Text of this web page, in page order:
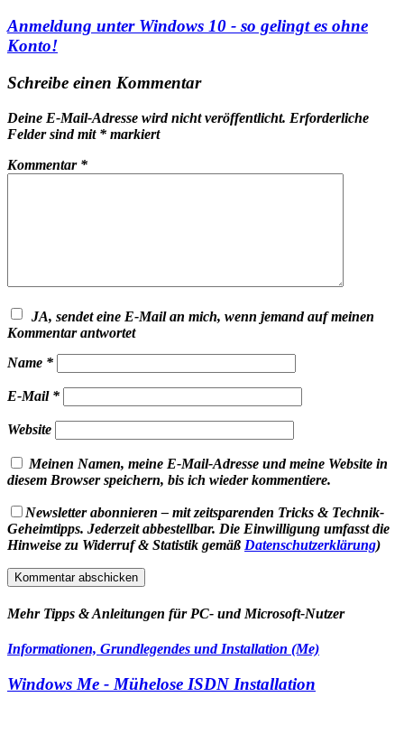
Anmeldung unter Windows 10 - so gelingt es ohne
Konto!
Schreibe einen Kommentar
Deine E-Mail-Adresse wird nicht veröffentlicht. Erforderliche
Felder sind mit * markiert
Kommentar *
JA, sendet eine E-Mail an mich, wenn jemand auf meinen
Kommentar antwortet
Name *
E-Mail *
Website
Meinen Namen, meine E-Mail-Adresse und meine Website in
diesem Browser speichern, bis ich wieder kommentiere.
Newsletter abonnieren – mit zeitsparenden Tricks & Technik-
Geheimtipps. Jederzeit abbestellbar. Die Einwilligung umfasst die
Hinweise zu Widerruf & Statistik gemäß Datenschutzerklärung)
Mehr Tipps & Anleitungen für PC- und Microsoft-Nutzer
Informationen, Grundlegendes und Installation (Me)
Windows Me - Mühelose ISDN Installation